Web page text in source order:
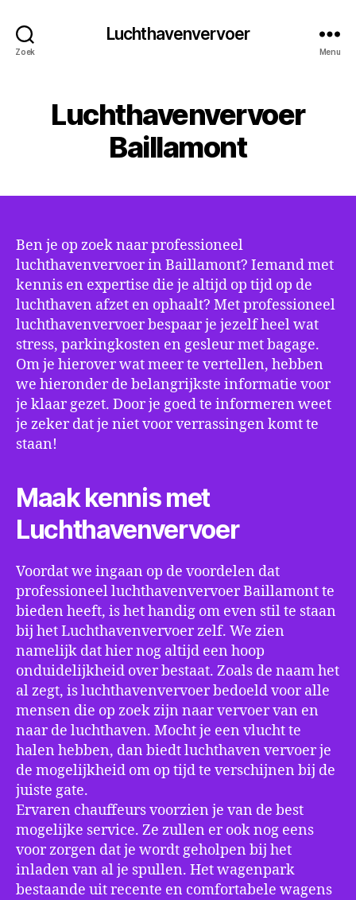
Zoek
Luchthavenvervoer
Menu
Luchthavenvervoer
Baillamont
Ben je op zoek naar professioneel
luchthavenvervoer in Baillamont? Iemand met
kennis en expertise die je altijd op tijd op de
luchthaven afzet en ophaalt? Met professioneel
luchthavenvervoer bespaar je jezelf heel wat
stress, parkingkosten en gesleur met bagage.
Om je hierover wat meer te vertellen, hebben
we hieronder de belangrijkste informatie voor
je klaar gezet. Door je goed te informeren weet
je zeker dat je niet voor verrassingen komt te
staan!
Maak kennis met
Luchthavenvervoer
Voordat we ingaan op de voordelen dat
professioneel luchthavenvervoer Baillamont te
bieden heeft, is het handig om even stil te staan
bij het Luchthavenvervoer zelf. We zien
namelijk dat hier nog altijd een hoop
onduidelijkheid over bestaat. Zoals de naam het
al zegt, is luchthavenvervoer bedoeld voor alle
mensen die op zoek zijn naar vervoer van en
naar de luchthaven. Mocht je een vlucht te
halen hebben, dan biedt luchthaven vervoer je
de mogelijkheid om op tijd te verschijnen bij de
juiste gate.
Ervaren chauffeurs voorzien je van de best
mogelijke service. Ze zullen er ook nog eens
voor zorgen dat je wordt geholpen bij het
inladen van al je spullen. Het wagenpark
bestaande uit recente en comfortabele wagens